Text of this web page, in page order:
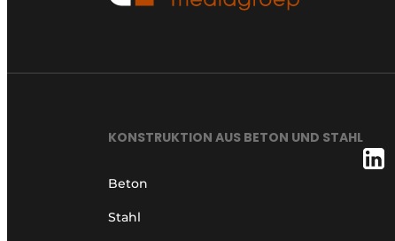
KONSTRUKTION AUS BETON UND STAHL
Beton
Stahl